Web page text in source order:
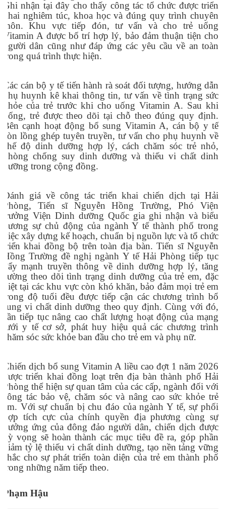
Ghi nhận tại đây cho thấy công tác tổ chức được triển
khai nghiêm túc, khoa học và đúng quy trình chuyên
môn. Khu vực tiếp đón, tư vấn và cho trẻ uống
Vitamin A được bố trí hợp lý, bảo đảm thuận tiện cho
người dân cũng như đáp ứng các yêu cầu về an toàn
trong quá trình thực hiện.
Các cán bộ y tế tiến hành rà soát đối tượng, hướng dẫn
phụ huynh kê khai thông tin, tư vấn về tình trạng sức
khỏe của trẻ trước khi cho uống Vitamin A. Sau khi
uống, trẻ được theo dõi tại chỗ theo đúng quy định.
Bên cạnh hoạt động bổ sung Vitamin A, cán bộ y tế
còn lồng ghép tuyên truyền, tư vấn cho phụ huynh về
chế độ dinh dưỡng hợp lý, cách chăm sóc trẻ nhỏ,
phòng chống suy dinh dưỡng và thiếu vi chất dinh
dưỡng trong cộng đồng.
Đánh giá về công tác triển khai chiến dịch tại Hải
Phòng, Tiến sĩ Nguyễn Hồng Trường, Phó Viện
trưởng Viện Dinh dưỡng Quốc gia ghi nhận và biểu
dương sự chủ động của ngành Y tế thành phố trong
việc xây dựng kế hoạch, chuẩn bị nguồn lực và tổ chức
triển khai đồng bộ trên toàn địa bàn. Tiến sĩ Nguyễn
Hồng Trường đề nghị ngành Y tế Hải Phòng tiếp tục
đẩy mạnh truyền thông về dinh dưỡng hợp lý, tăng
cường theo dõi tình trạng dinh dưỡng của trẻ em, đặc
biệt tại các khu vực còn khó khăn, bảo đảm mọi trẻ em
trong độ tuổi đều được tiếp cận các chương trình bổ
sung vi chất dinh dưỡng theo quy định. Cùng với đó,
cần tiếp tục nâng cao chất lượng hoạt động của mạng
lưới y tế cơ sở, phát huy hiệu quả các chương trình
chăm sóc sức khỏe ban đầu cho trẻ em và phụ nữ.
Chiến dịch bổ sung Vitamin A liều cao đợt 1 năm 2026
được triển khai đồng loạt trên địa bàn thành phố Hải
Phòng thể hiện sự quan tâm của các cấp, ngành đối với
công tác bảo vệ, chăm sóc và nâng cao sức khỏe trẻ
em. Với sự chuẩn bị chu đáo của ngành Y tế, sự phối
hợp tích cực của chính quyền địa phương cùng sự
hưởng ứng của đông đảo người dân, chiến dịch được
kỳ vọng sẽ hoàn thành các mục tiêu đề ra, góp phần
giảm tỷ lệ thiếu vi chất dinh dưỡng, tạo nền tảng vững
chắc cho sự phát triển toàn diện của trẻ em thành phố
trong những năm tiếp theo.
Phạm Hậu